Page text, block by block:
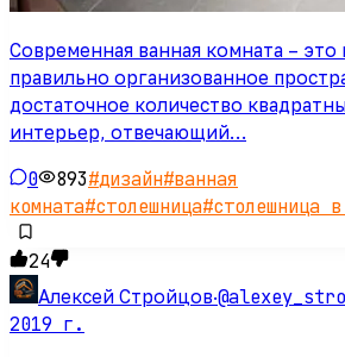
Современная ванная комната – это
правильно организованное
достаточное количество
интерьер, отвечающий…
0 893#дизайн#ванная
комната#столешница#столешница
24
Алексей Стройцов·
2019 г.